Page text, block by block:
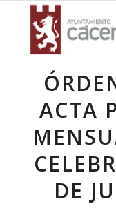
ACTA
DE